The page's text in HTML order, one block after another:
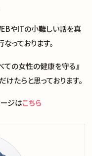
やITの小難しい話を真
っております。
ての女性の健康を守る』
たらと思っております。
ジはこちら